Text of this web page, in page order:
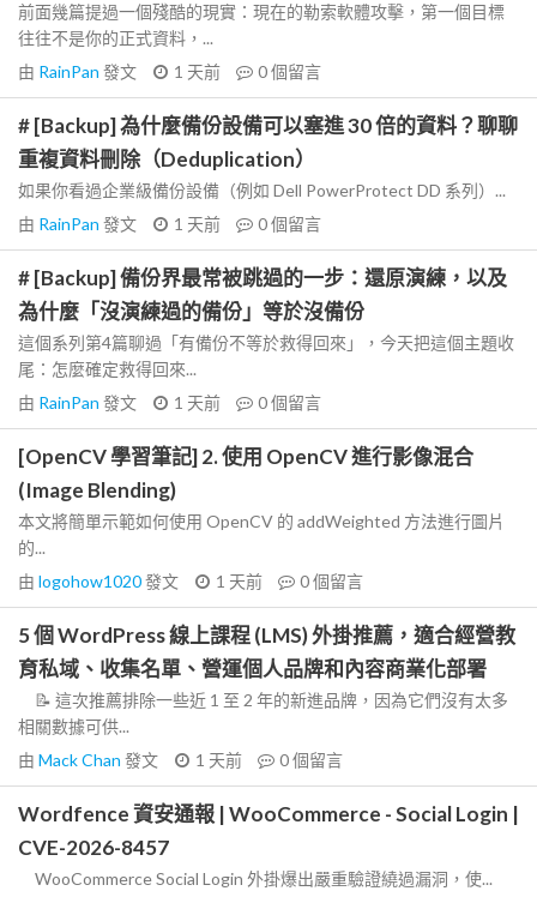
前面幾篇提過一個殘酷的現實：現在的勒索軟體攻擊，第一個目標
往往不是你的正式資料，...
由 RainPan 發文 1 天前 0個留言
# [Backup] 為什麼備份設備可以塞進 30 倍的資料？聊聊
重複資料刪除（Deduplication）
如果你看過企業級備份設備（例如 Dell PowerProtect DD 系列）...
由 RainPan 發文 1 天前 0個留言
# [Backup] 備份界最常被跳過的一步：還原演練，以及
為什麼「沒演練過的備份」等於沒備份
這個系列第4篇聊過「有備份不等於救得回來」，今天把這個主題收
尾：怎麼確定救得回來...
由 RainPan 發文 1 天前 0個留言
[OpenCV 學習筆記] 2. 使用 OpenCV 進行影像混合
(Image Blending)
本文將簡單示範如何使用 OpenCV 的 addWeighted 方法進行圖片
的...
由 logohow1020發文 1 天前 0個留言
5 個 WordPress 線上課程 (LMS) 外掛推薦，適合經營教
育私域、收集名單、營運個人品牌和內容商業化部署
📝 這次推薦排除一些近 1 至 2 年的新進品牌，因為它們沒有太多
相關數據可供...
由 Mack Chan 發文 1 天前 0個留言
Wordfence 資安通報 | WooCommerce - Social Login |
CVE-2026-8457
WooCommerce Social Login 外掛爆出嚴重驗證繞過漏洞，使...